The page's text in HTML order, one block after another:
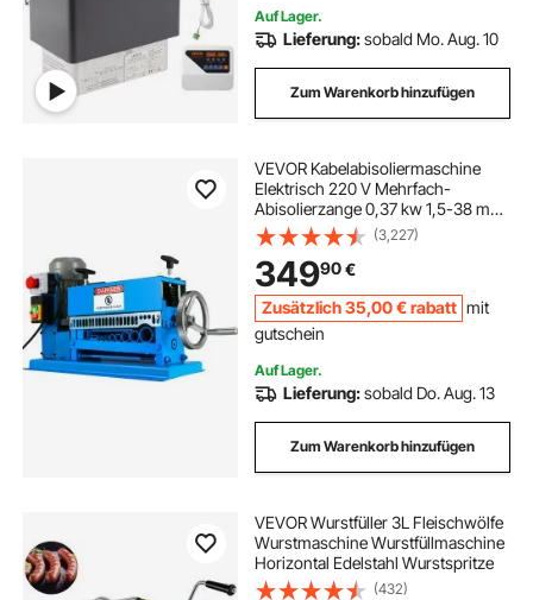
Auf Lager.
Lieferung:sobald Mo. Aug. 10
Zum Warenkorb hinzufügen
VEVOR Kabelabisoliermaschine
Elektrisch 220 V Mehrfach-
Abisolierzange 0,37 kw 1,5-38 mm
Abisoliermaschine mit
Schnittgeschwindigkeit Mehrloch-
Abisolierzange
(3,227)
34990€
Zusätzlich35,00 €rabatt mit
gutschein
Auf Lager.
Lieferung:sobald Do. Aug. 13
Zum Warenkorb hinzufügen
VEVOR Wurstfüller 3L Fleischwölfe
Wurstmaschine Wurstfüllmaschine
Horizontal Edelstahl Wurstspritze
(432)